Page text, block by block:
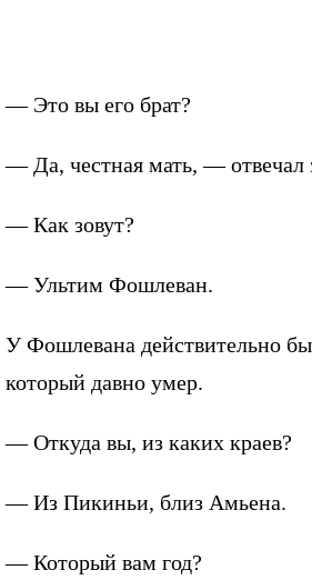
— Это вы его брат?
— Да, честная мать, — отвечал
— Как зовут?
— Ультим Фошлеван.
У Фошлевана действительно
который давно умер.
— Откуда вы, из каких краев?
— Из Пикиньи, близ Амьена.
— Который вам год?